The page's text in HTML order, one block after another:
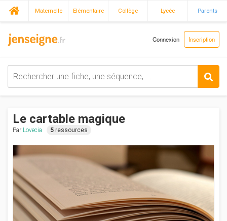
Maternelle Elémentaire Collège Lycée Parents
Connexion Inscription
Le cartable magique
Par Lovecia 5 ressources